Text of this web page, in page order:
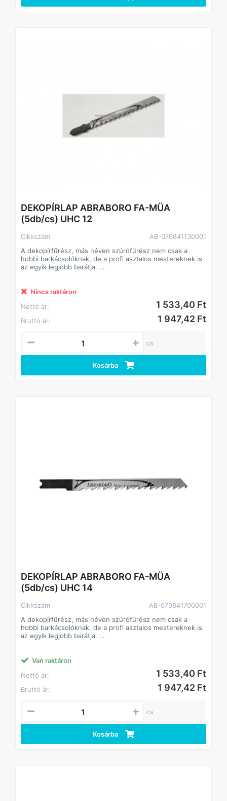
DEKOPÍRLAP ABRABORO FA-MÜA
(5db/cs) UHC 12
Cikkszám
AB-070841130001
A dekopírfűrész, más néven szúrófűrész nem csak a
hobbi barkácsolóknak, de a profi asztalos mestereknek is
az egyik legjobb barátja.
profilok,nemvas fémek, üveg,acéllemez alumínium,
acél,szendvics anyagok
Nincs raktáron
Nettó ár:
1 533,40 Ft
Bruttó ár: 1 947,42 Ft
cs
Kosárba
DEKOPÍRLAP ABRABORO FA-MÜA
(5db/cs) UHC 14
Cikkszám
AB-070841700001
A dekopírfűrész, más néven szúrófűrész nem csak a
hobbi barkácsolóknak, de a profi asztalos mestereknek is
az egyik legjobb barátja.
profilok,nemvas fémek, üveg,acéllemez alumínium,
acél,szendvics anyagok
Van raktáron
Nettó ár:
1 533,40 Ft
Bruttó ár: 1 947,42 Ft
cs
Kosárba